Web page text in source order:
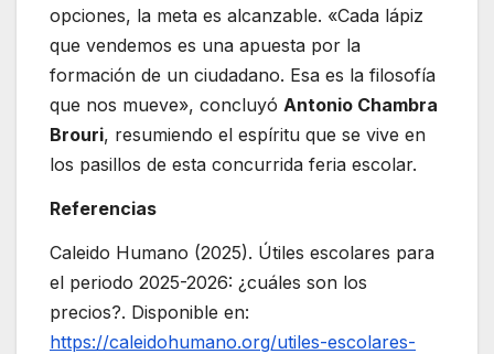
opciones, la meta es alcanzable. «Cada lápiz
que vendemos es una apuesta por la
formación de un ciudadano. Esa es la filosofía
que nos mueve», concluyó Antonio Chambra
Brouri, resumiendo el espíritu que se vive en
los pasillos de esta concurrida feria escolar.
Referencias
Caleido Humano (2025). Útiles escolares para
el periodo 2025-2026: ¿cuáles son los
precios?. Disponible en:
https://caleidohumano.org/utiles-escolares-